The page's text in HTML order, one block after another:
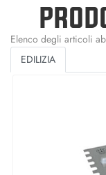
Elenco degli articoli
EDILIZIA